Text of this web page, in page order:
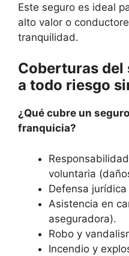
Este seguro es ideal
alto valor o
tranquilidad.
Coberturas del
a todo riesgo
¿Qué cubre un
franquicia?
voluntaria
Defensa
Asistencia en
aseguradora).
Robo y
Incendio y